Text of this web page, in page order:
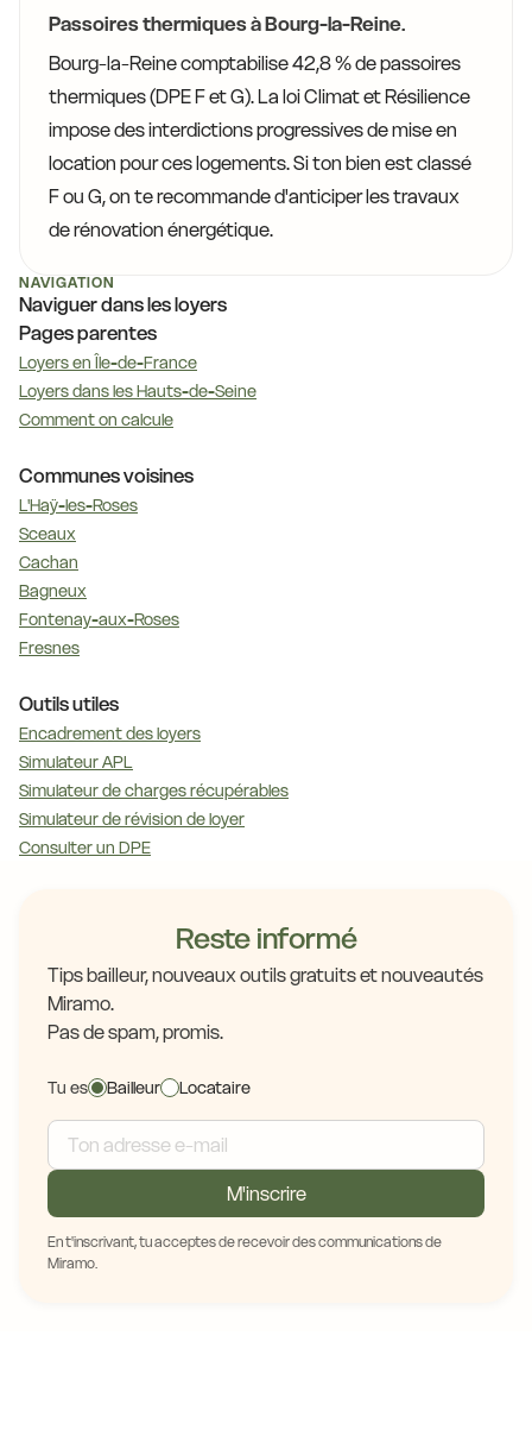
Passoires thermiques à Bourg-la-Reine.
Bourg-la-Reine comptabilise 42,8 % de passoires
thermiques (DPE F et G). La loi Climat et Résilience
impose des interdictions progressives de mise en
location pour ces logements. Si ton bien est classé
F ou G, on te recommande d'anticiper les travaux
de rénovation énergétique.
NAVIGATION
Naviguer dans les loyers
Pages parentes
Loyers en Île-de-France
Loyers dans les Hauts-de-Seine
Comment on calcule
Communes voisines
L'Haÿ-les-Roses
Sceaux
Cachan
Bagneux
Fontenay-aux-Roses
Fresnes
Outils utiles
Encadrement des loyers
Simulateur APL
Simulateur de charges récupérables
Simulateur de révision de loyer
Consulter un DPE
Reste informé
Tips bailleur, nouveaux outils gratuits et nouveautés
Miramo.
Pas de spam, promis.
Tu es Bailleur Locataire
M'inscrire
En t'inscrivant, tu acceptes de recevoir des communications de
Miramo.